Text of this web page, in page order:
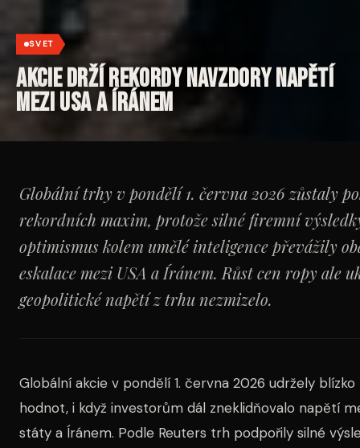
SVET
Akcie drží rekordy navzdory napětí
mezi USA a Íránem
Globální trhy v pondělí 1. června 2026 zůstaly
rekordních maxim, protože silné firemní
optimismus kolem umělé inteligence převážily
eskalace mezi USA a Íránem. Růst cen ropy ale
geopolitické napětí z trhu nezmizelo.
Globální akcie v pondělí 1. června 2026 udržely
hodnot, i když investorům dál zneklidňovalo napětí
státy a Íránem. Podle Reuters trh podpořily silné